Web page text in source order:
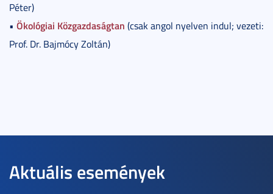
Péter)
• Ökológiai Közgazdaságtan (csak angol nyelven indul; vezeti:
Prof. Dr. Bajmócy Zoltán)
Aktuális események